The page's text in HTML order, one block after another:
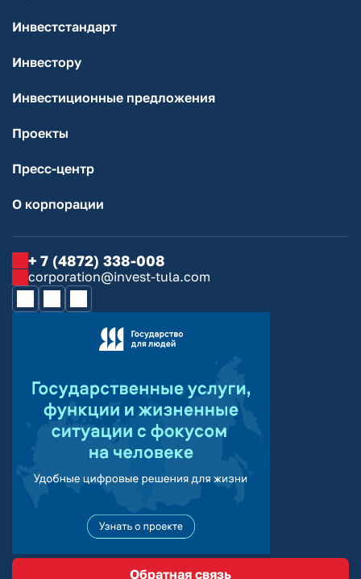
Инвестстандарт
Инвестору
Инвестиционные предложения
Проекты
Пресс-центр
О корпорации
+ 7 (4872) 338-008
corporation@invest-tula.com
Обратная связь